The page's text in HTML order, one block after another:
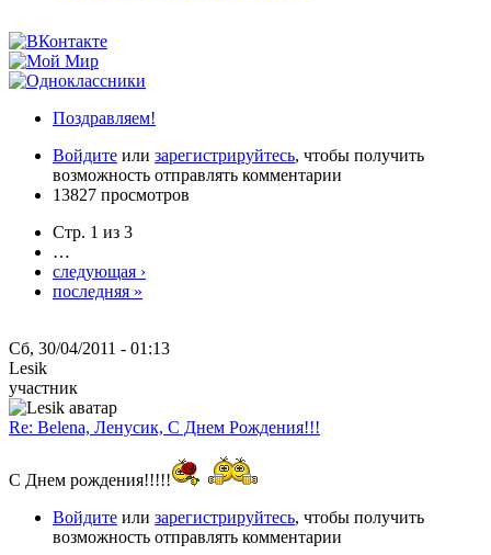
Поздравляем!
Войдите или зарегистрируйтесь, чтобы получить
возможность отправлять комментарии
13827 просмотров
Стр. 1 из 3
…
следующая ›
последняя »
Сб, 30/04/2011 - 01:13
Lesik
участник
Re: Belena, Ленусик, С Днем Рождения!!!
С Днем рождения!!!!!
Войдите или зарегистрируйтесь, чтобы получить
возможность отправлять комментарии